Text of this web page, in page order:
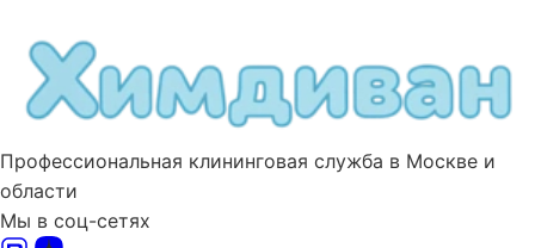
Профессиональная клининговая служба в Москве и
области
Мы в соц-сетях